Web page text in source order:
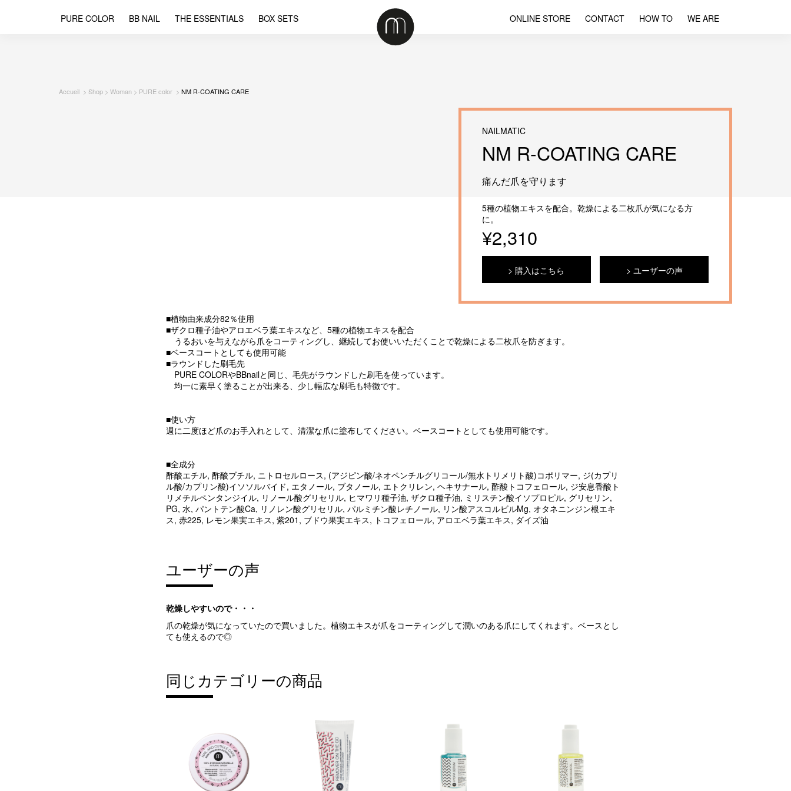
PURE COLOR BB NAIL THE ESSENTIALS BOX SETS WE ARE
HOW TO
CONTACT
ONLINE STORE
Accueil Shop Woman PURE color NM R-COATING CARE
NAILMATIC
NM R-COATING CARE
痛んだ爪を守ります
5種の植物エキスを配合。乾燥による二枚爪が気になる方
に。
¥2,310
購入はこちら ユーザーの声
■植物由来成分82％使用
■ザクロ種子油やアロエベラ葉エキスなど、5種の植物エキスを配合
うるおいを与えながら爪をコーティングし、継続してお使いいただくことで乾燥による二枚爪を防ぎます。
■ベースコートとしても使用可能
■ラウンドした刷毛先
PURE COLORやBBnailと同じ、毛先がラウンドした刷毛を使っています。
均一に素早く塗ることが出来る、少し幅広な刷毛も特徴です。
■使い方
週に二度ほど爪のお手入れとして、清潔な爪に塗布してください。ベースコートとしても使用可能です。
■全成分
酢酸エチル, 酢酸ブチル, ニトロセルロース, (アジピン酸/ネオペンチルグリコール/無水トリメリト酸)コポリマー, ジ(カプリ
ル酸/カプリン酸)イソソルバイド, エタノール, ブタノール, エトクリレン, ヘキサナール, 酢酸トコフェロール, ジ安息香酸ト
リメチルペンタンジイル, リノール酸グリセリル, ヒマワリ種子油, ザクロ種子油, ミリスチン酸イソプロピル, グリセリン,
PG, 水, パントテン酸Ca, リノレン酸グリセリル, パルミチン酸レチノール, リン酸アスコルビルMg, オタネニンジン根エキ
ス, 赤225, レモン果実エキス, 紫201, ブドウ果実エキス, トコフェロール, アロエベラ葉エキス, ダイズ油
ユーザーの声
乾燥しやすいので・・・
爪の乾燥が気になっていたので買いました。植物エキスが爪をコーティングして潤いのある爪にしてくれます。ベースとし
ても使えるので◎
同じカテゴリーの商品